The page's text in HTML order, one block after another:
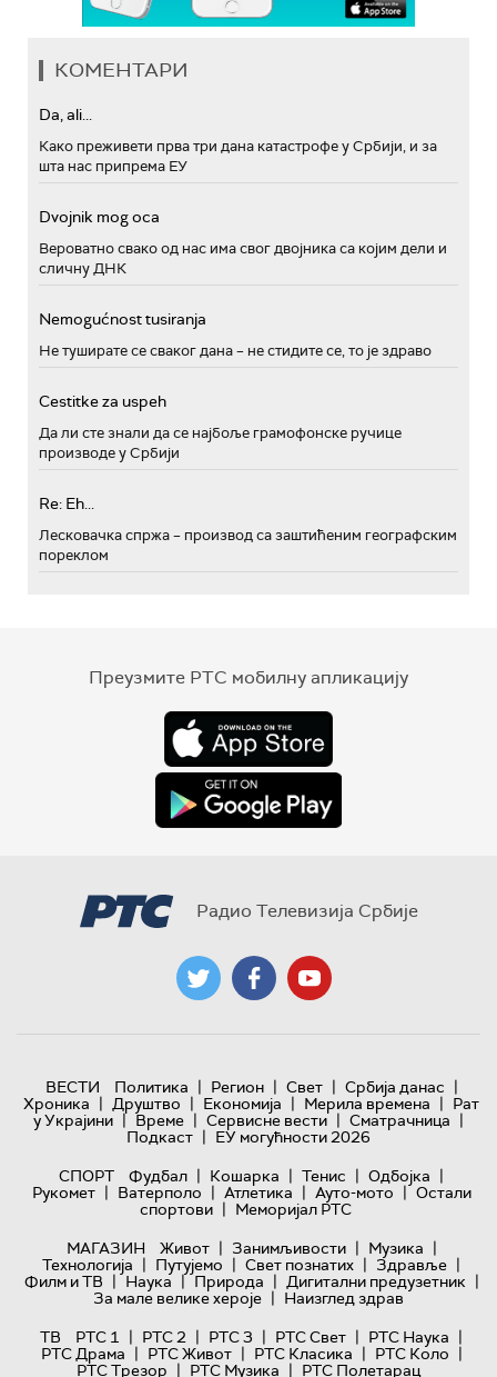
КОМЕНТАРИ
Da, ali...
Како преживети прва три дана катастрофе у Србији, и за
шта нас припрема ЕУ
Dvojnik mog oca
Вероватно свако од нас има свог двојника са којим дели и
сличну ДНК
Nemogućnost tusiranja
Не туширате се сваког дана – не стидите се, то је здраво
Cestitke za uspeh
Да ли сте знали да се најбоље грамофонске ручице
производе у Србији
Re: Eh...
Лесковачка спржа – производ са заштићеним географским
пореклом
Преузмите РТС мобилну апликацију
Радио Телевизија Србије
ВЕСТИ Политика | Регион | Свет | Србија данас |
Хроника | Друштво | Економија | Мерила времена | Рат
у Украјини | Време | Сервисне вести | Сматрачница |
Подкаст | ЕУ могућности 2026
СПОРТ
Фудбал | Кошарка | Тенис | Одбојка |
Рукомет | Ватерполо | Атлетика | Ауто-мото | Остали
спортови | Меморијал РТС
МАГАЗИН
Живот | Занимљивости | Музика |
Технологијa | Путујемо | Свет познатих | Здравље |
Филм и ТВ | Наука | Природа | Дигитални предузетник |
За мале велике хероје | Наизглед здрав
ТВ
РТС 1 | РТС 2 | РТС 3 | РТС Свет | РТС Наука |
РТС Драма | РТС Живот | РТС Класика | РТС Коло |
РТС Трезор | РТС Музика | РТС Полетарац